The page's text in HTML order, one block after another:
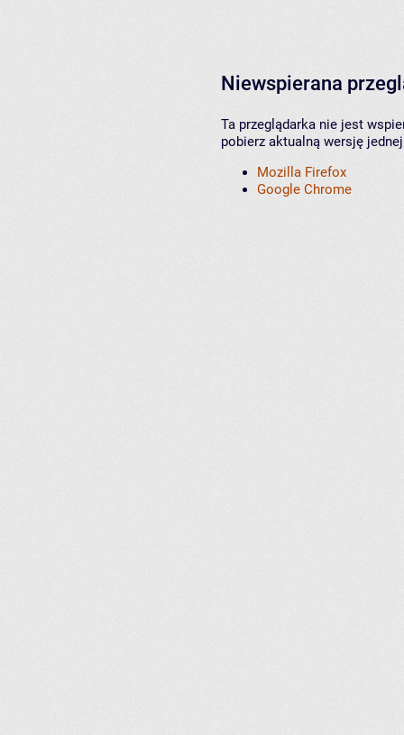
Niewspierana
Ta przeglądarka nie jest
pobierz aktualną wersję
Mozilla Firefox
Google Chrome